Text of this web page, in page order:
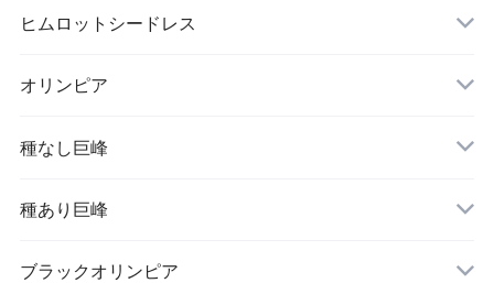
ヒムロットシードレス
オリンピア
種なし巨峰
種あり巨峰
ブラックオリンピア